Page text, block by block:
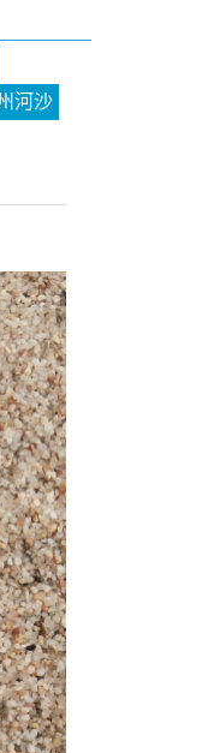
河沙